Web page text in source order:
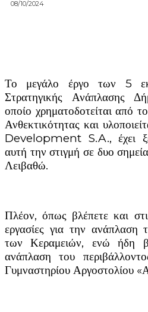
08/10/2024
Το μεγάλο έργο των 5
Στρατηγικής Ανάπλασης
οποίο χρηματοδοτείται από
Ανθεκτικότητας και
Development S.A., έχει
αυτή την στιγμή σε δυο
Λειβαθώ.
Πλέον, όπως βλέπετε και
εργασίες για την ανάπλαση
των Κεραμειών, ενώ ήδη
ανάπλαση του
Γυμναστηρίου Αργοστολίου